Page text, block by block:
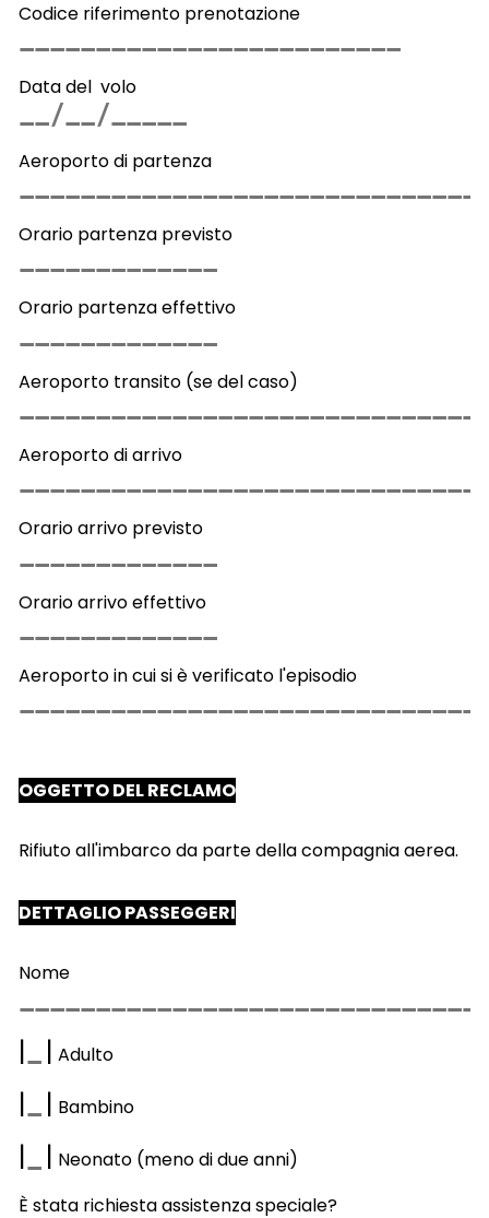
Codice riferimento prenotazione
Data del volo
Aeroporto di partenza
Orario partenza previsto
Orario partenza effettivo
Aeroporto transito (se del caso)
Aeroporto di arrivo
Orario arrivo previsto
Orario arrivo effettivo
Aeroporto in cui si è verificato l'episodio
OGGETTO DEL RECLAMO
Rifiuto all'imbarco da parte della compagnia aerea.
DETTAGLIO PASSEGGERI
Nome
| | Adulto
| | Bambino
| | Neonato (meno di due anni)
È stata richiesta assistenza speciale?